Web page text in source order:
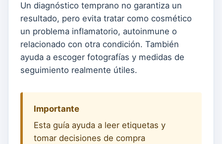
Un diagnóstico temprano no garantiza un
resultado, pero evita tratar como cosmético
un problema inflamatorio, autoinmune o
relacionado con otra condición. También
ayuda a escoger fotografías y medidas de
seguimiento realmente útiles.
Importante
Esta guía ayuda a leer etiquetas y
tomar decisiones de compra